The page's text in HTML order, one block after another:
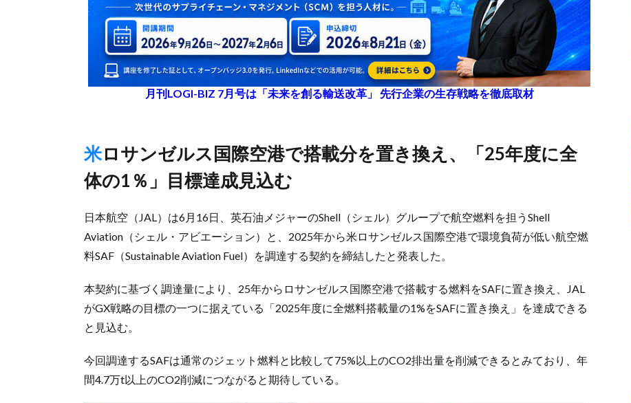
月刊LOGI-BIZ 7月号は「未来を創る輸送改革」 先行企業の生存戦略を徹底取材
米ロサンゼルス国際空港で搭載分を置き換え、「25年度に全
体の1％」目標達成見込む
日本航空（JAL）は6月16日、英石油メジャーのShell（シェル）グループで航空燃料を担うShell
Aviation（シェル・アビエーション）と、2025年から米ロサンゼルス国際空港で環境負荷が低い航空燃
料SAF（Sustainable Aviation Fuel）を調達する契約を締結したと発表した。
本契約に基づく調達量により、25年からロサンゼルス国際空港で搭載する燃料をSAFに置き換え、JAL
がGX戦略の目標の一つに据えている「2025年度に全燃料搭載量の1%をSAFに置き換え」を達成できる
と見込む。
今回調達するSAFは通常のジェット燃料と比較して75%以上のCO2排出量を削減できるとみており、年
間4.7万t以上のCO2削減につながると期待している。